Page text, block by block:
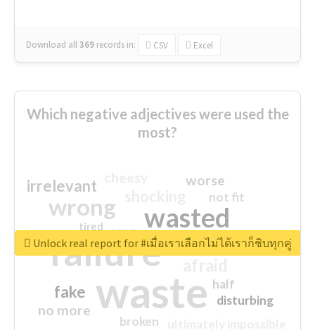
Download all369 records in: CSV Excel
Which negative adjectives were used the
most?
waste
failure
wasted
wrong
sorry
irrelevant
fake
worse
no more
crap
not fit
half
disturbing
closed
broken
tired
Unlock real report for #เมื่อเราเลือกไม่ได้เราก็ชิบทุกคู่